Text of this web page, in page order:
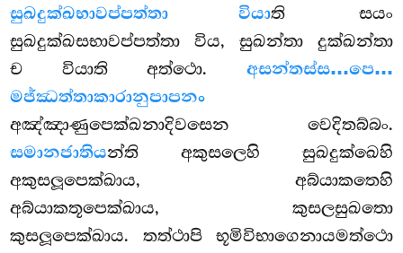
සුඛදුක්ඛභාවප්පත්තා වියාති සයං
සුඛදුක්ඛසභාවප්පත්තා විය, සුඛන්තා දුක්ඛන්තා
ච වියාති අත්ථො. අසන්තස්ස…පෙ…
මජ්ඣත්තාකාරානුපාපනං
අඤ්ඤාණුපෙක්ඛනාදිවසෙන වෙදිතබ්බං.
සමානජාතියන්ති අකුසලෙහි සුඛදුක්ඛෙහි
අකුසලූපෙක්ඛාය, අබ්යාකතෙහි
අබ්යාකතූපෙක්ඛාය, කුසලසුඛතො
කුසලූපෙක්ඛාය. තත්ථාපි භූමිවිභාගෙනායමත්ථො